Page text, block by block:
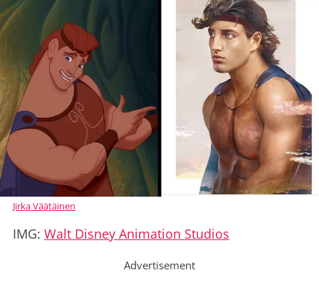
Jirka Väätäinen
IMG: Walt Disney Animation Studios
Advertisement